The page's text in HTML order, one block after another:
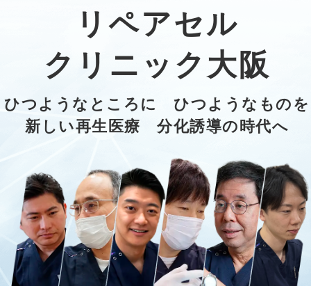
リペアセル
クリニック大阪
ひつようなところに ひつようなものを
新しい再生医療 分化誘導の時代へ